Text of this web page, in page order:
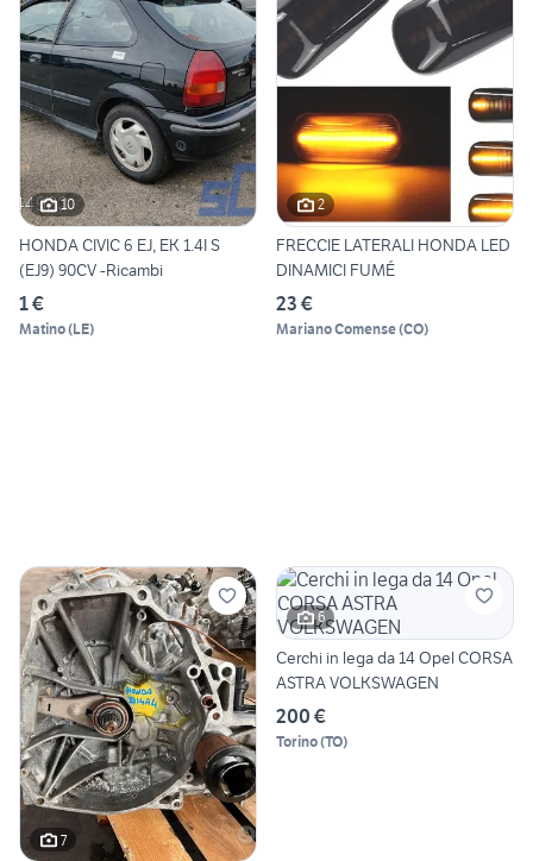
10
HONDA CIVIC 6 EJ, EK 1.4I S
(EJ9) 90CV -Ricambi
1 €
Matino(LE)
2
FRECCIE LATERALI HONDA LED
DINAMICI FUMÉ
23 €
Mariano Comense(CO)
7
6
Cerchi in lega da 14 Opel CORSA
ASTRA VOLKSWAGEN
200 €
Torino(TO)